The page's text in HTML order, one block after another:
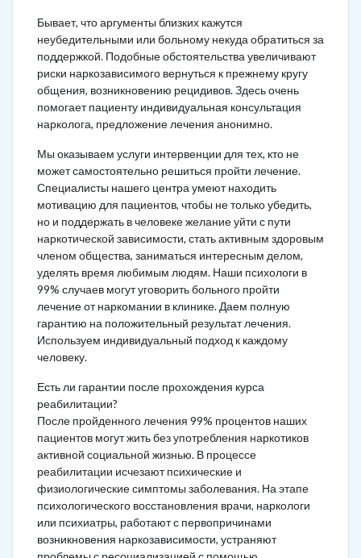
Бывает, что аргументы близких кажутся
неубедительными или больному некуда обратиться за
поддержкой. Подобные обстоятельства увеличивают
риски наркозависимого вернуться к прежнему кругу
общения, возникновению рецидивов. Здесь очень
помогает пациенту индивидуальная консультация
нарколога, предложение лечения анонимно.
Мы оказываем услуги интервенции для тех, кто не
может самостоятельно решиться пройти лечение.
Специалисты нашего центра умеют находить
мотивацию для пациентов, чтобы не только убедить,
но и поддержать в человеке желание уйти с пути
наркотической зависимости, стать активным здоровым
членом общества, заниматься интересным делом,
уделять время любимым людям. Наши психологи в
99% случаев могут уговорить больного пройти
лечение от наркомании в клинике. Даем полную
гарантию на положительный результат лечения.
Используем индивидуальный подход к каждому
человеку.
Есть ли гарантии после прохождения курса
реабилитации?
После пройденного лечения 99% процентов наших
пациентов могут жить без употребления наркотиков
активной социальной жизнью. В процессе
реабилитации исчезают психические и
физиологические симптомы заболевания. На этапе
психологического восстановления врачи, наркологи
или психиатры, работают с первопричинами
возникновения наркозависимости, устраняют